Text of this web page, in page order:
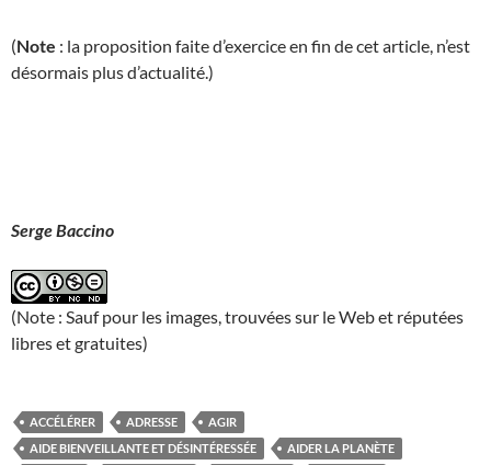
(Note : la proposition faite d’exercice en fin de cet article, n’est
désormais plus d’actualité.)
Serge Baccino
(Note : Sauf pour les images, trouvées sur le Web et réputées
libres et gratuites)
ACCÉLÉRER ADRESSE
AGIR
AIDE BIENVEILLANTE ET DÉSINTÉRESSÉE
AIDER LA PLANÈTE